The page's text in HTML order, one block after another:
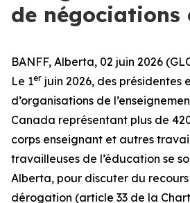
de négociations
BANFF, Alberta, 02 juin 2026
Le 1er juin 2026, des présidentes
d’organisations de
Canada représentant plus de
corps enseignant et autres
travailleuses de l’éducation se
Alberta, pour discuter du
dérogation (article 33 de la